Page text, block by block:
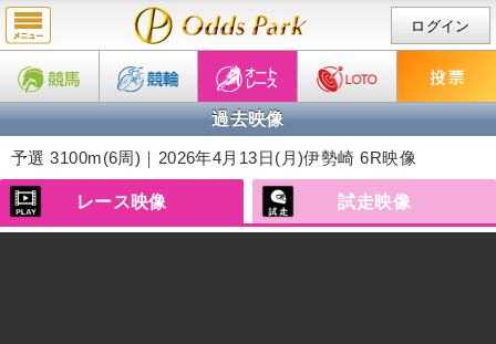
ログイン
過去映像
予選 3100m(6周)｜2026年4月13日(月)伊勢崎 6R映像
レース映像 試走映像